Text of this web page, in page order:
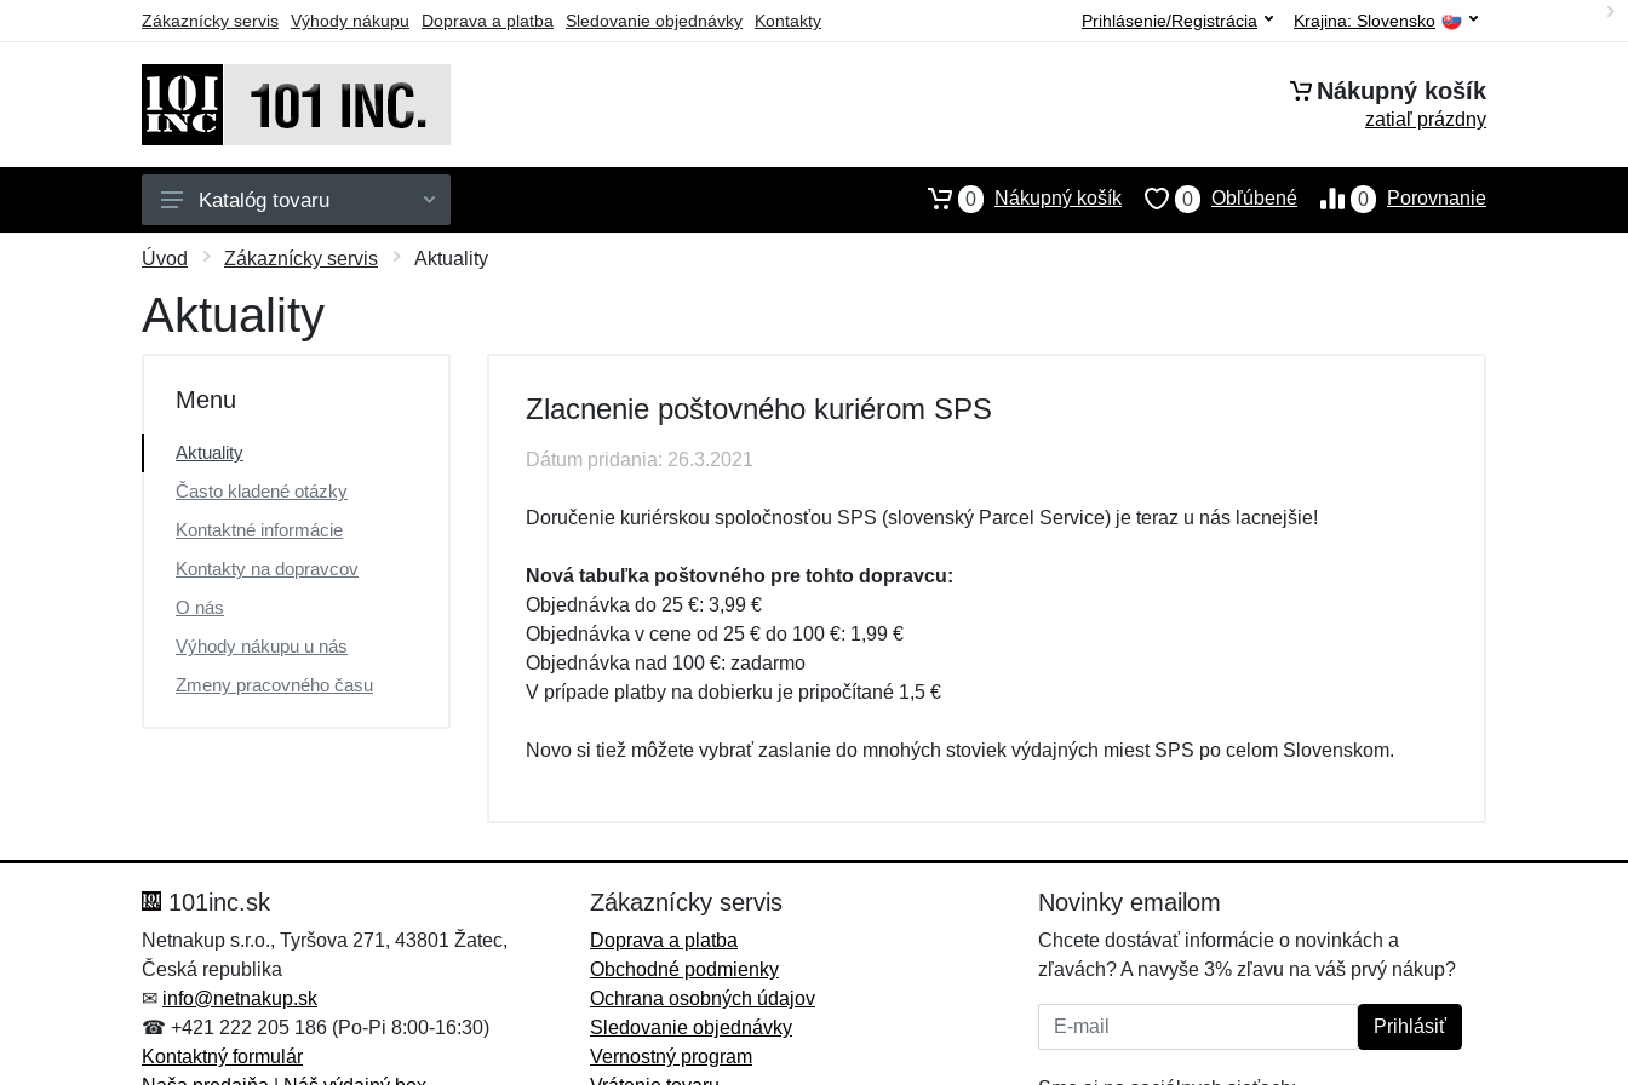
Zákaznícky servis Výhody nákupu Doprava a platba Sledovanie objednávky Kontakty Krajina: Slovensko
Prihlásenie/Registrácia
Nákupný košík
zatiaľ prázdny
Pánske
Detské
Výpredaj
Katalóg tovaru 0 Porovnanie
0 Obľúbené
0 Nákupný košík
Úvod Zákaznícky servis Aktuality
Aktuality
Menu
Aktuality
Často kladené otázky
Kontaktné informácie
Kontakty na dopravcov
O nás
Výhody nákupu u nás
Zmeny pracovného času
Zlacnenie poštovného kuriérom SPS
Dátum pridania: 26.3.2021
Doručenie kuriérskou spoločnosťou SPS (slovenský Parcel Service) je teraz u nás lacnejšie!
Nová tabuľka poštovného pre tohto dopravcu:
Objednávka do 25 €: 3,99 €
Objednávka v cene od 25 € do 100 €: 1,99 €
Objednávka nad 100 €: zadarmo
V prípade platby na dobierku je pripočítané 1,5 €
Novo si tiež môžete vybrať zaslanie do mnohých stoviek výdajných miest SPS po celom Slovenskom.
101inc.sk
Netnakup s.r.o., Tyršova 271, 43801 Žatec,
Česká republika
✉ info@netnakup.sk
☎ +421 222 205 186 (Po-Pi 8:00-16:30)
Kontaktný formulár
Zákaznícky servis
Doprava a platba
Obchodné podmienky
Ochrana osobných údajov
Sledovanie objednávky
Vernostný program
Novinky emailom
Chcete dostávať informácie o novinkách a
zľavách? A navyše 3% zľavu na váš prvý nákup?
E-mail: Prihlásiť